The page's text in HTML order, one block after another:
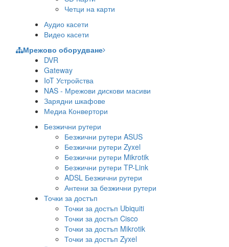
Четци на карти
Аудио касети
Видео касети
Мрежово оборудване
DVR
Gateway
IoT Устройства
NAS - Мрежови дискови масиви
Зарядни шкафове
Медиа Конвертори
Безжични рутери
Безжични рутери ASUS
Безжични рутери Zyxel
Безжични рутери Mikrotik
Безжични рутери TP-Link
ADSL Безжични рутери
Антени за безжични рутери
Точки за достъп
Точки за достъп Ubiquiti
Точки за достъп Cisco
Точки за достъп Mikrotik
Точки за достъп Zyxel